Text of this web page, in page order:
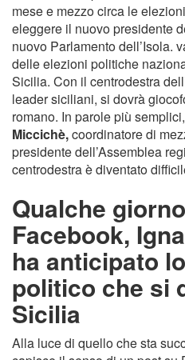
mese e mezzo circa le
eleggere il nuovo presidente
nuovo Parlamento dell’Isola.
delle elezioni politiche
Sicilia. Con il centrodestra
leader siciliani, si dovrà
romano. In parole più
Miccichè,coordinatore di
presidente dell’Assemblea
centrodestra è diventato
Qualche
Facebook,
ha anticipato
politico che si
Sicilia
Alla luce di quello che sta